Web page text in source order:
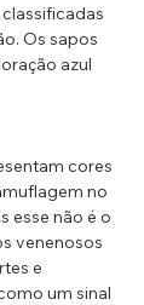
Os sapos
azul
cores
no
esse não é o
venenosos
e
um sinal